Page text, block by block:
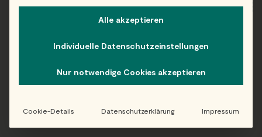
WIEN
Folge uns auf Instagram!
@EATHAPPY
Alle akzeptieren
Individuelle Datenschutzeinstellungen
Nur notwendige Cookies akzeptieren
Cookie-Details Datenschutzerklärung Impressum